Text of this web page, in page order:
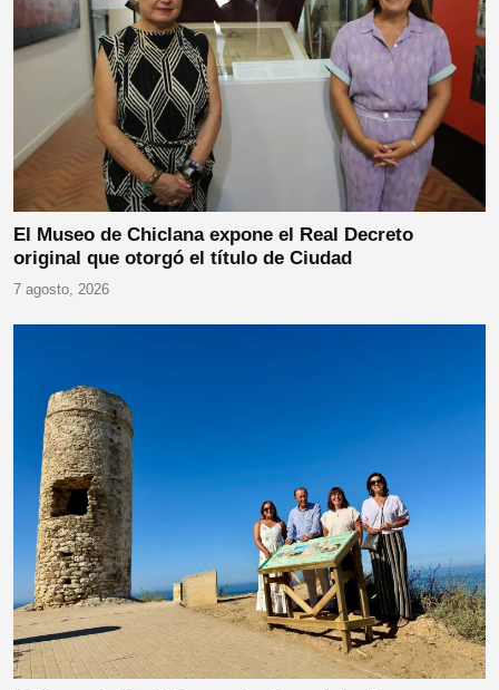
El Museo de Chiclana expone el Real Decreto
original que otorgó el título de Ciudad
7 agosto, 2026